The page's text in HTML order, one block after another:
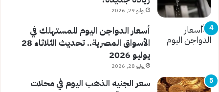
يوليو 29, 2026
أسعار الدواجن اليوم للمستهلك في
الأسواق المصرية.. تحديث الثلاثاء 28
يوليو 2026
يوليو 28, 2026
سعر الجنيه الذهب اليوم في محلات